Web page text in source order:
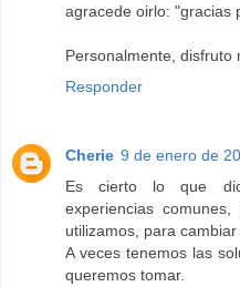
agracede oirlo: "gracias
Personalmente, disfruto
Responder
Cherie 9 de enero de
Es cierto lo que
experiencias
utilizamos, para
A veces tenemos las
queremos tomar.